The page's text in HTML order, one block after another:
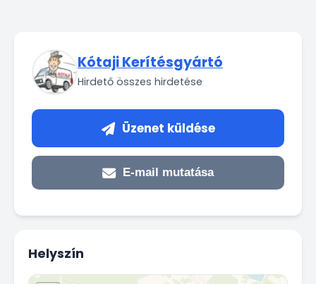
Kótaji Kerítésgyártó
Hirdető összes hirdetése
Üzenet küldése
E-mail mutatása
Helyszín